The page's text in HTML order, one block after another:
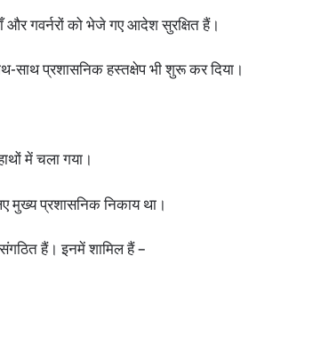
गवर्नरों को भेजे गए आदेश सुरक्षित हैं।
साथ प्रशासनिक हस्तक्षेप भी शुरू कर दिया।
में चला गया।
मुख्य प्रशासनिक निकाय था।
हैं। इनमें शामिल हैं –